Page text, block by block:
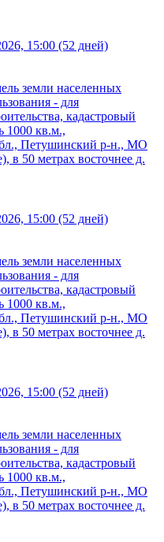
15:00 (52 дней)
земли населенных
- для
кадастровый
1000 кв.м.,
Петушинский р-н., МО
в 50 метрах восточнее д.
15:00 (52 дней)
земли населенных
- для
кадастровый
1000 кв.м.,
Петушинский р-н., МО
в 50 метрах восточнее д.
15:00 (52 дней)
земли населенных
- для
кадастровый
1000 кв.м.,
Петушинский р-н., МО
в 50 метрах восточнее д.